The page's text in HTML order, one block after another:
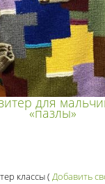
для
«пазлы»
классы( Добавить